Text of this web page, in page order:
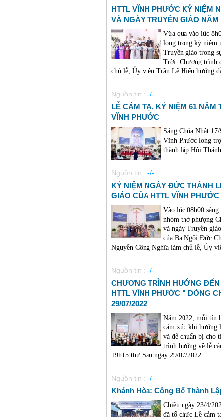
HTTL VĨNH PHƯỚC KỶ NIỆM
VÀ NGÀY TRUYỀN GIÁO NĂM
Vừa qua vào lúc
long trọng kỷ niệm
Truyền giáo trong
Trời. Chương trình
chủ lễ, Ủy viên Trần Lê Hiếu hướng
Nguồn tin : -/-
LỄ CẢM TẠ, KỶ NIỆM 61 NĂM
VĨNH PHƯỚC
Sáng Chúa Nhật
Vĩnh Phước long
thành lập Hội
Nguồn tin : -/-
KỶ NIỆM NGÀY ĐỨC THÁNH
GIÁO CỦA HTTL VĨNH PHƯỚC
Vào lúc 08h00
nhóm thờ phượng
và ngày Truyền
của Ba Ngôi Đức
Nguyễn Công Nghĩa làm chủ lễ, Ủy
Nguồn tin : -/-
CHƯƠNG TRÌNH HƯỚNG
HTTL VĨNH PHƯỚC “ DÒNG
29/07/2022
Năm 2022, mỗi tín
cảm xúc khi hướng
và để chuẩn bị cho
trình hướng về lễ
19h15 thứ Sáu ngày 29/07/2022....
Nguồn tin : -/-
Khánh Hòa: Công Bố Thành
Chiều ngày 23/4/
đã tổ chức Lễ cảm